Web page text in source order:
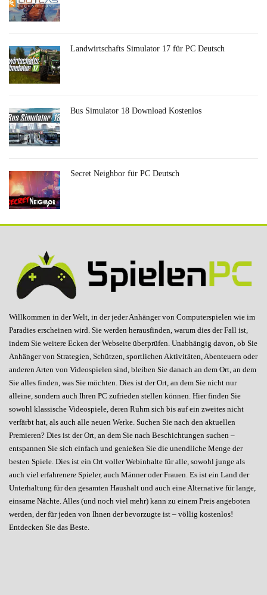
Landwirtschafts Simulator 17 für PC Deutsch
Bus Simulator 18 Download Kostenlos
Secret Neighbor für PC Deutsch
Willkommen in der Welt, in der jeder Anhänger von Computerspielen wie im
Paradies erscheinen wird. Sie werden herausfinden, warum dies der Fall ist,
indem Sie weitere Ecken der Webseite überprüfen. Unabhängig davon, ob Sie
Anhänger von Strategien, Schützen, sportlichen Aktivitäten, Abenteuern oder
anderen Arten von Videospielen sind, bleiben Sie danach an dem Ort, an dem
Sie alles finden, was Sie möchten. Dies ist der Ort, an dem Sie nicht nur
alleine, sondern auch Ihren PC zufrieden stellen können. Hier finden Sie
sowohl klassische Videospiele, deren Ruhm sich bis auf ein zweites nicht
verfärbt hat, als auch alle neuen Werke. Suchen Sie nach den aktuellen
Premieren? Dies ist der Ort, an dem Sie nach Beschichtungen suchen –
entspannen Sie sich einfach und genießen Sie die unendliche Menge der
besten Spiele. Dies ist ein Ort voller Webinhalte für alle, sowohl junge als
auch viel erfahrenere Spieler, auch Männer oder Frauen. Es ist ein Land der
Unterhaltung für den gesamten Haushalt und auch eine Alternative für lange,
einsame Nächte. Alles (und noch viel mehr) kann zu einem Preis angeboten
werden, der für jeden von Ihnen der bevorzugte ist – völlig kostenlos!
Entdecken Sie das Beste.